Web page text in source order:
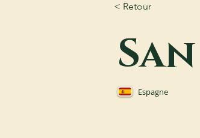
< Retour
Espagne